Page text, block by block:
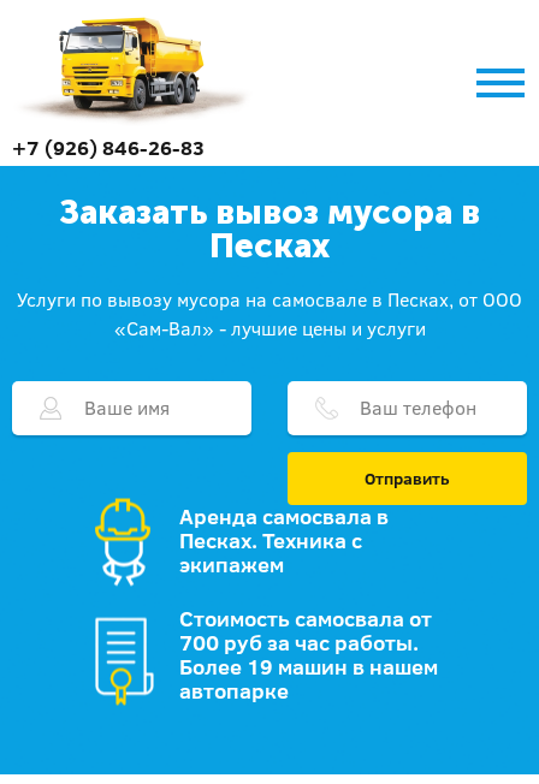
+7 (926) 846-26-83
Заказать вывоз мусора в
Песках
Услуги по вывозу мусора на самосвале в Песках, от ООО
«Сам-Вал» - лучшие цены и услуги
Отправить
Аренда самосвала в
Песках. Техника с
экипажем
Стоимость самосвала от
700 руб за час работы.
Более 19 машин в нашем
автопарке